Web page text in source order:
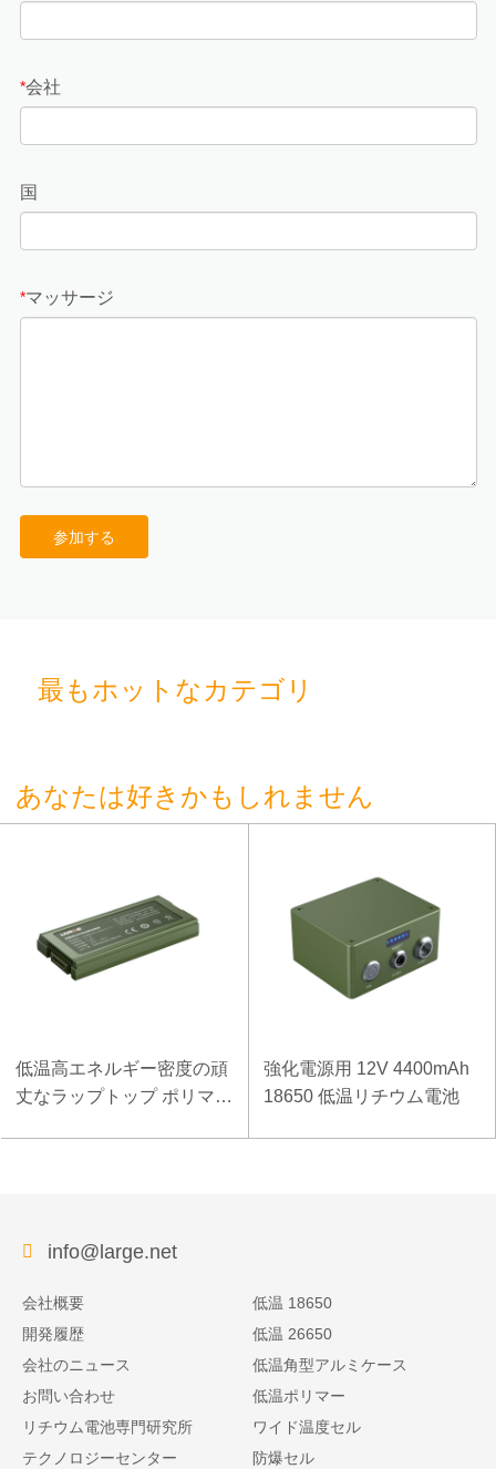
*会社
国
*マッサージ
参加する
最もホットなカテゴリ
あなたは好きかもしれません
低温高エネルギー密度の頑
丈なラップトップ ポリマー
強化電源用 12V 4400mAh
18650 低温リチウム電池
info@large.net
会社概要
開発履歴
会社のニュース
お問い合わせ
リチウム電池専門研究所
テクノロジーセンター
低温 18650
低温 26650
低温角型アルミケース
低温ポリマー
ワイド温度セル
防爆セル